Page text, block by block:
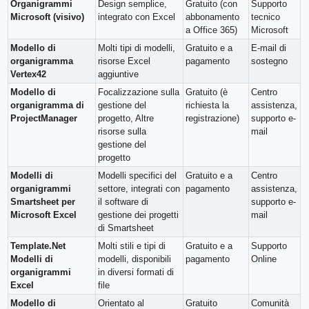
Organigrammi
Microsoft (visivo)
Design semplice,
integrato con Excel
Gratuito (con
abbonamento
a Office 365)
Supporto
tecnico
Microsoft
Modello di
organigramma
Vertex42
Molti tipi di modelli,
risorse Excel
aggiuntive
Gratuito e a
pagamento
E-mail di
sostegno
Modello di
organigramma di
ProjectManager
Focalizzazione sulla
gestione del
progetto, Altre
risorse sulla
gestione del
progetto
Gratuito (è
richiesta la
registrazione)
Centro
assistenza,
supporto e-
mail
Modelli di
organigrammi
Smartsheet per
Microsoft Excel
Modelli specifici del
settore, integrati con
il software di
gestione dei progetti
di Smartsheet
Gratuito e a
pagamento
Centro
assistenza,
supporto e-
mail
Template.Net
Modelli di
organigrammi
Excel
Molti stili e tipi di
modelli, disponibili
in diversi formati di
file
Gratuito e a
pagamento
Supporto
Online
Modello di Orientato al Gratuito Comunità